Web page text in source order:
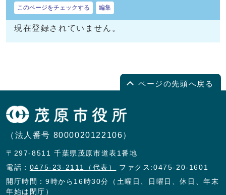
このページをチェックする 編集
現在登録されていません。
ページの先頭へ戻る
（法人番号 8000020122106）
〒297-8511 千葉県茂原市道表1番地
電話： 0475-23-2111（代表）
ファクス:0475-20-1601
開庁時間：9時から16時30分（土曜日、日曜日、休日、年末
年始は閉庁）